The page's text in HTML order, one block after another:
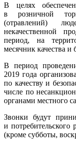
В целях
в розничной
(отравлений)
некачественной
период, на
месячник качества
В период
2019 года
по качеству и
числе по
органами местного
Звонки будут
и
(кроме субботы,